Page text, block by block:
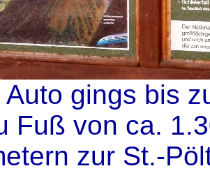
Auto gings bis
Fuß von ca.
zur St.-